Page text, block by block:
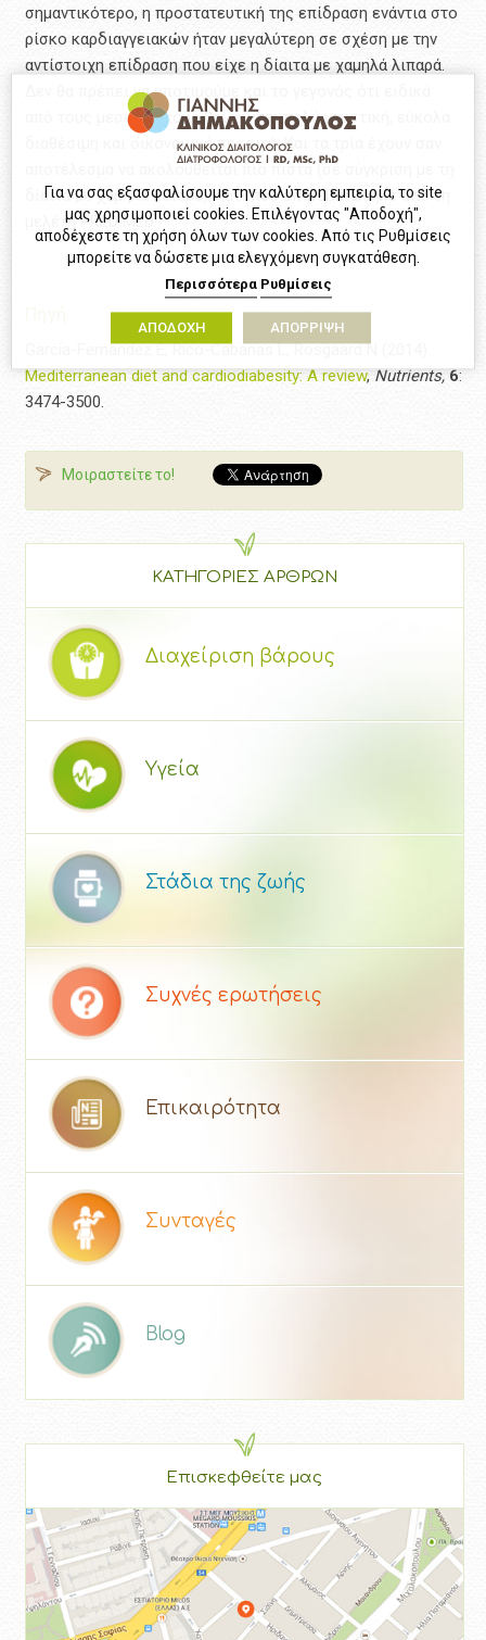
σημαντικότερο, η προστατευτική της επίδραση ενάντια στο
ρίσκο καρδιαγγειακών ήταν μεγαλύτερη σε σχέση με την
αντίστοιχη επίδραση που είχε η δίαιτα με χαμηλά λιπαρά.
Δεν θα πρέπει να υποτιμούμε και το γεγονός ότι ειδικά
από τους μεσογειακούς θεωρείται πολύ γευστική, εύκολα
διαθέσιμη και οικονομικά προσιτή. Και τα τρία έχουν σαν
αποτέλεσμα να ακολουθείται πιο πιστά (σε σύγκριση με τη
δίαιτα με χαμηλά λιπαρά), κάτι που επιβεβαιώθηκε από τη
μελέτη PREDIMED.
Garcia-Fernandez E, Rico-Cabanas L, Rosgaard N (2014)
Mediterranean diet and cardiodiabesity: A review, Nutrients, 6:
3474-3500.
Μοιραστείτε το!
ΚΑΤΗΓΟΡΙΕΣ ΑΡΘΡΩΝ
Διαχείριση βάρους
Υγεία
Στάδια της ζωής
Συχνές ερωτήσεις
Επικαιρότητα
Συνταγές
Blog
Επισκεφθείτε μας
Για να σας εξασφαλίσουμε την καλύτερη εμπειρία, το site
μας χρησιμοποιεί cookies. Επιλέγοντας "Αποδοχή",
αποδέχεστε τη χρήση όλων των cookies. Από τις Ρυθμίσεις
μπορείτε να δώσετε μια ελεγχόμενη συγκατάθεση.
Περισσότερα Ρυθμίσεις
ΑΠΟΔΟΧΗ ΑΠΟΡΡΙΨΗ